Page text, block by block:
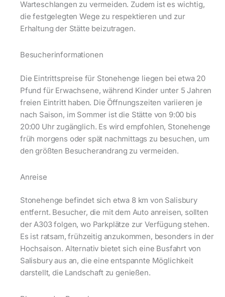
Warteschlangen zu vermeiden. Zudem ist es wichtig,
die festgelegten Wege zu respektieren und zur
Erhaltung der Stätte beizutragen.
Besucherinformationen
Die Eintrittspreise für Stonehenge liegen bei etwa 20
Pfund für Erwachsene, während Kinder unter 5 Jahren
freien Eintritt haben. Die Öffnungszeiten variieren je
nach Saison, im Sommer ist die Stätte von 9:00 bis
20:00 Uhr zugänglich. Es wird empfohlen, Stonehenge
früh morgens oder spät nachmittags zu besuchen, um
den größten Besucherandrang zu vermeiden.
Anreise
Stonehenge befindet sich etwa 8 km von Salisbury
entfernt. Besucher, die mit dem Auto anreisen, sollten
der A303 folgen, wo Parkplätze zur Verfügung stehen.
Es ist ratsam, frühzeitig anzukommen, besonders in der
Hochsaison. Alternativ bietet sich eine Busfahrt von
Salisbury aus an, die eine entspannte Möglichkeit
darstellt, die Landschaft zu genießen.